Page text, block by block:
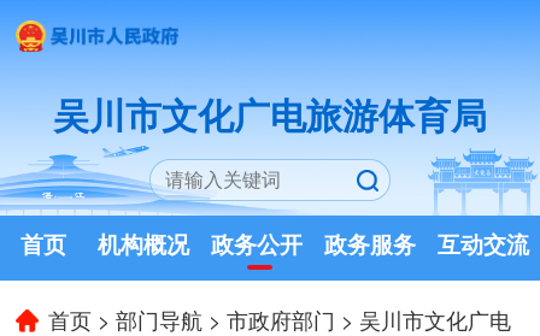
吴川市文化广电旅游体育局
首页 机构概况 政务公开 政务服务 互动交流
首页 >部门导航 >市政府部门 > 吴川市文化广电